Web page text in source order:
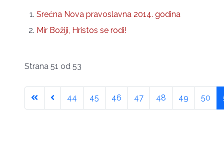
Srećna Nova pravoslavna 2014. godina
Mir Božiji, Hristos se rodi!
Strana 51 od 53
44 45 46 47 48 49 50